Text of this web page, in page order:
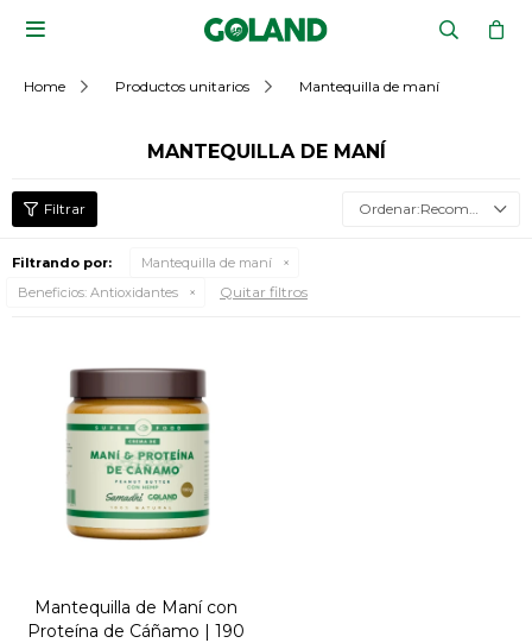

Home Productos unitarios Mantequilla de maní
MANTEQUILLA DE MANÍ
Recomendados
Filtrando por:
Mantequilla de maní
Beneficios: Antioxidantes Quitar filtros
Mantequilla de Maní con
Proteína de Cáñamo | 190